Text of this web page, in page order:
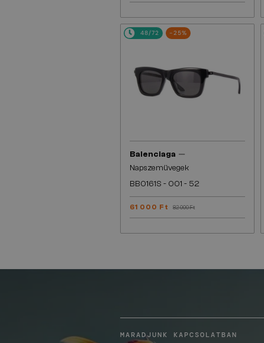
48/72 -25%
Balenciaga —
Napszemüvegek
BB0161S - 001 - 52
61 000 Ft 82 000 Ft
MARADJUNK KAPCSOLATBAN